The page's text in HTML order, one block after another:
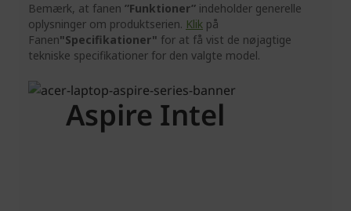
Bemærk, at fanen ”Funktioner” indeholder generelle
oplysninger om produktserien. Klik på
Fanen"Specifikationer" for at få vist de nøjagtige
tekniske specifikationer for den valgte model.